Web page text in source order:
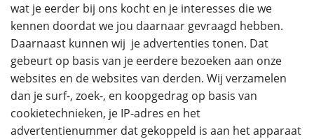
wat je eerder bij ons kocht en je interesses die we
kennen doordat we jou daarnaar gevraagd hebben.
Daarnaast kunnen wij je advertenties tonen. Dat
gebeurt op basis van je eerdere bezoeken aan onze
websites en de websites van derden. Wij verzamelen
dan je surf-, zoek-, en koopgedrag op basis van
cookietechnieken, je IP-adres en het
advertentienummer dat gekoppeld is aan het apparaat